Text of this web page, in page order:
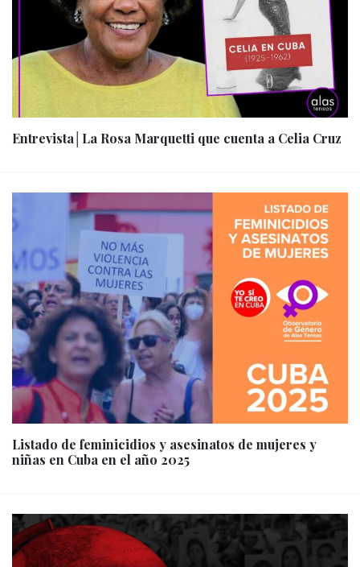
Entrevista│La Rosa Marquetti que cuenta a Celia Cruz
Listado de feminicidios y asesinatos de mujeres y
niñas en Cuba en el año 2025